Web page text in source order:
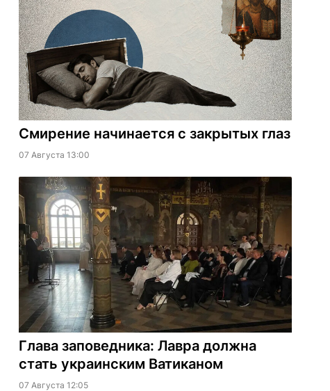
Смирение начинается с закрытых глаз
07 Августа 13:00
Глава заповедника: Лавра должна
стать украинским Ватиканом
07 Августа 12:05